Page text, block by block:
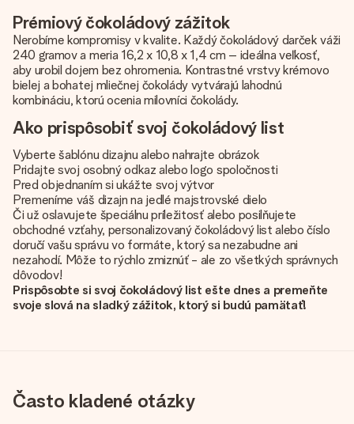
Prémiový čokoládový zážitok
Nerobíme kompromisy v kvalite. Každý čokoládový darček váži
240 gramov a meria 16,2 x 10,8 x 1,4 cm – ideálna veľkosť,
aby urobil dojem bez ohromenia. Kontrastné vrstvy krémovo
bielej a bohatej mliečnej čokolády vytvárajú lahodnú
kombináciu, ktorú ocenia milovníci čokolády.
Ako prispôsobiť svoj čokoládový list
Vyberte šablónu dizajnu alebo nahrajte obrázok
Pridajte svoj osobný odkaz alebo logo spoločnosti
Pred objednaním si ukážte svoj výtvor
Premeníme váš dizajn na jedlé majstrovské dielo
Či už oslavujete špeciálnu príležitosť alebo posilňujete
obchodné vzťahy, personalizovaný čokoládový list alebo číslo
doručí vašu správu vo formáte, ktorý sa nezabudne ani
nezahodí. Môže to rýchlo zmiznúť - ale zo všetkých správnych
dôvodov!
Prispôsobte si svoj čokoládový list ešte dnes a premeňte
svoje slová na sladký zážitok, ktorý si budú pamätať!
Často kladené otázky